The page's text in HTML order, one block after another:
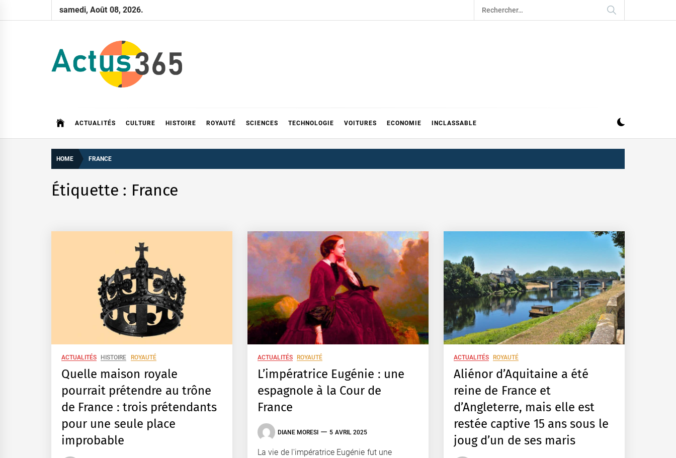
to
samedi, Août 08, 2026. Rechercher :
ACTUALITÉS CULTURE HISTOIRE ROYAUTÉ SCIENCES TECHNOLOGIE VOITURES ECONOMIE INCLASSABLE
HOME FRANCE
Étiquette : France
ACTUALITÉS HISTOIRE ROYAUTÉ
Quelle maison royale
pourrait prétendre au trône
de France : trois prétendants
pour une seule place
improbable
ACTUALITÉS ROYAUTÉ
L’impératrice Eugénie : une
espagnole à la Cour de
France
DIANE MORESI 5 AVRIL 2025
La vie de l'impératrice Eugénie fut une
ACTUALITÉS ROYAUTÉ
Aliénor d’Aquitaine a été
reine de France et
d’Angleterre, mais elle est
restée captive 15 ans sous le
joug d’un de ses maris